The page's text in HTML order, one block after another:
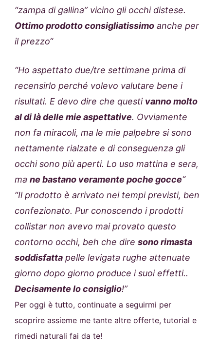
“zampa di gallina” vicino gli occhi distese.
Ottimo prodotto consigliatissimo anche per
il prezzo“
“Ho aspettato due/tre settimane prima di
recensirlo perché volevo valutare bene i
risultati. E devo dire che questi vanno molto
al di là delle mie aspettative. Ovviamente
non fa miracoli, ma le mie palpebre si sono
nettamente rialzate e di conseguenza gli
occhi sono più aperti. Lo uso mattina e sera,
ma ne bastano veramente poche gocce“
“Il prodotto è arrivato nei tempi previsti, ben
confezionato. Pur conoscendo i prodotti
collistar non avevo mai provato questo
contorno occhi, beh che dire sono rimasta
soddisfatta pelle levigata rughe attenuate
giorno dopo giorno produce i suoi effetti..
Decisamente lo consiglio!”
Per oggi è tutto, continuate a seguirmi per
scoprire assieme me tante altre offerte, tutorial e
rimedi naturali fai da te!